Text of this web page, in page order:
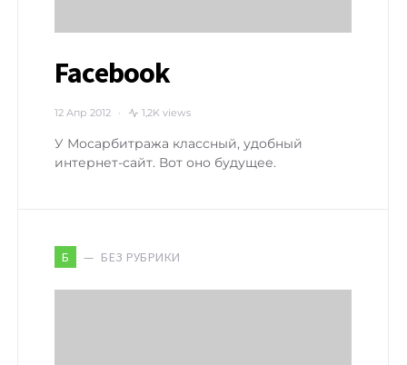
Facebook
12 Апр 2012 1,2K views
У Мосарбитража классный, удобный
интернет-сайт. Вот оно будущее.
Б БЕЗ РУБРИКИ